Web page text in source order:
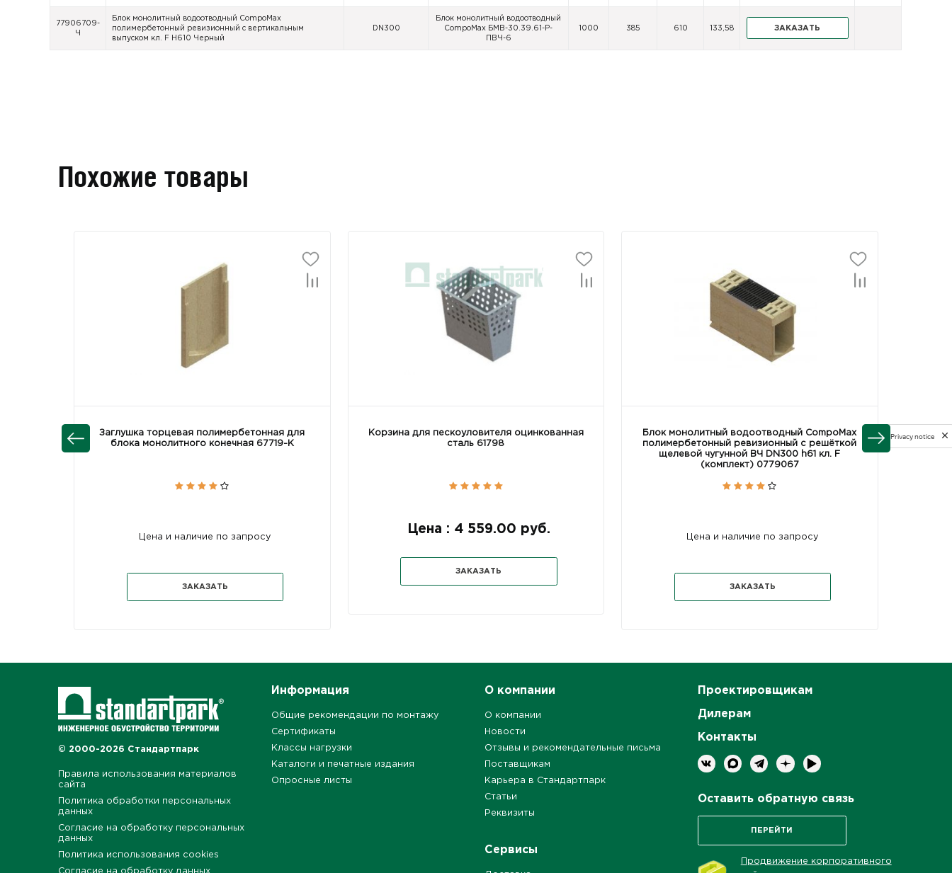
77906709-
Ч
Блок монолитный водоотводный CompoMax
полимербетонный ревизионный с вертикальным
выпуском кл. F H610 Черный
DN300
Блок монолитный водоотводный
CompoMax БМВ-30.39.61-Р-
ПВЧ-6
1000 385 610 133,58 ЗАКАЗАТЬ
Похожие товары
Заглушка торцевая полимербетонная для
блока монолитного конечная 67719-К
Цена и наличие по запросу
ЗАКАЗАТЬ
Корзина для пескоуловителя оцинкованная
сталь 61798
Цена : 4 559.00 руб.
ЗАКАЗАТЬ
Блок монолитный водоотводный CompoMax
полимербетонный ревизионный с решёткой
щелевой чугунной ВЧ DN300 h61 кл. F
(комплект) 0779067
Цена и наличие по запросу
ЗАКАЗАТЬ
© 2000-2026 Стандартпарк
Правила использования материалов
сайта
Политика обработки персональных
данных
Согласие на обработку персональных
данных
Политика использования cookies
Согласие на обработку данных
Информация
Общие рекомендации по монтажу
Сертификаты
Классы нагрузки
Каталоги и печатные издания
Опросные листы
О компании
О компании
Новости
Отзывы и рекомендательные письма
Поставщикам
Карьера в Стандартпарк
Статьи
Реквизиты
Сервисы
Проектировщикам
Дилерам
Контакты
Оставить обратную связь
ПЕРЕЙТИ
Продвижение корпоративного
Privacy notice